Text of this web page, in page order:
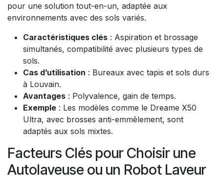
pour une solution tout-en-un, adaptée aux
environnements avec des sols variés.
Caractéristiques clés : Aspiration et brossage
simultanés, compatibilité avec plusieurs types de
sols.
Cas d’utilisation : Bureaux avec tapis et sols durs
à Louvain.
Avantages : Polyvalence, gain de temps.
Exemple : Les modèles comme le Dreame X50
Ultra, avec brosses anti-emmêlement, sont
adaptés aux sols mixtes.
Facteurs Clés pour Choisir une
Autolaveuse ou un Robot Laveur